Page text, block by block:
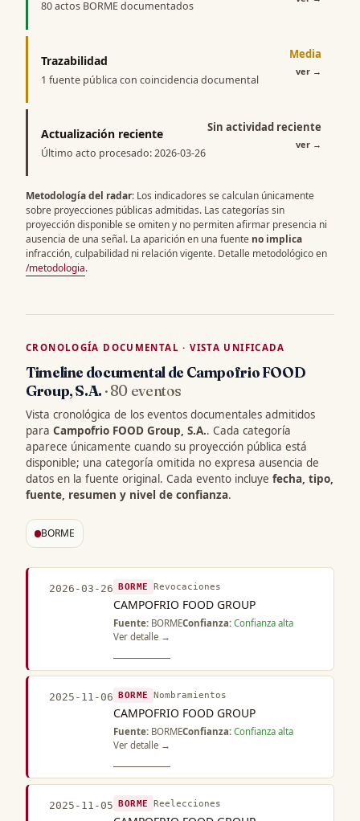
80 actos BORME documentados
Trazabilidad
1 fuente pública con coincidencia documental
Media
ver →
Actualización reciente
Último acto procesado: 2026-03-26
Sin actividad reciente
ver →
Metodología del radar: Los indicadores se calculan únicamente
sobre proyecciones públicas admitidas. Las categorías sin
proyección disponible se omiten y no permiten afirmar presencia ni
ausencia de una señal. La aparición en una fuente no implica
infracción, culpabilidad ni relación vigente. Detalle metodológico en
/metodologia.
CRONOLOGÍA DOCUMENTAL · VISTA UNIFICADA
Timeline documental de Campofrio FOOD
Group, S.A. · 80 eventos
Vista cronológica de los eventos documentales admitidos
para Campofrio FOOD Group, S.A.. Cada categoría
aparece únicamente cuando su proyección pública está
disponible; una categoría omitida no expresa ausencia de
datos en la fuente original. Cada evento incluye fecha, tipo,
fuente, resumen y nivel de confianza.
BORME
2026-03-26 BORME Revocaciones
CAMPOFRIO FOOD GROUP
Fuente: BORMEConfianza: Confianza alta
Ver detalle →
2025-11-06 BORME Nombramientos
CAMPOFRIO FOOD GROUP
Fuente: BORMEConfianza: Confianza alta
Ver detalle →
2025-11-05 BORME Reelecciones